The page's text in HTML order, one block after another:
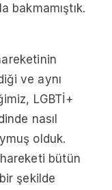
bakmamıştık.
ve aynı
LGBTİ+
nasıl
olduk.
bütün
şekilde